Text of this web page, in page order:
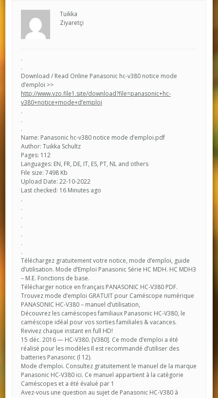
Tuikka
Ziyaretçi
.
.
Download / Read Online Panasonic hc-v380 notice mode
d’emploi >>
http://www.vzo.file1.site/download?file=panasonic+hc-
v380+notice+mode+d’emploi
.
.
.
Name: Panasonic hc-v380 notice mode d’emploi.pdf
Author: Tuikka Schultz
Pages: 112
Languages: EN, FR, DE, IT, ES, PT, NL and others
File size: 7498 Kb
Upload Date: 22-10-2022
Last checked: 16 Minutes ago
.
.
.
.
.
.
.
Téléchargez gratuitement votre notice, mode d’emploi, guide
d’utilisation. Mode d’Emploi Panasonic Série HC MDH. HC MDH3
– M.E. Fonctions de base.
Télécharger notice en français PANASONIC HC-V380 PDF.
Trouvez mode d’emploi GRATUIT pour Caméscope numérique
PANASONIC HC-V380 – manuel d’utilisation,
Découvrez les caméscopes familiaux Panasonic HC-V380, le
caméscope idéal pour vos sorties familiales & vacances.
Revivez chaque instant en full HD!
15 déc. 2016 — HC-V380. [V380]. Ce mode d’emploi a été
réalisé pour les modèles Il est recommandé d’utiliser des
batteries Panasonic (l 12).
Mode d’emploi. Consultez gratuitement le manuel de la marque
Panasonic HC-V380 ici. Ce manuel appartient à la catégorie
Caméscopes et a été évalué par 1
Avez-vous une question au sujet de Panasonic HC-V380 à